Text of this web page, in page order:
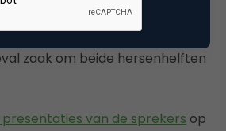
creatieve beslissers binnen een
versatiel het begrip data ook
zaak om beide hersenhelften
van de sprekers op